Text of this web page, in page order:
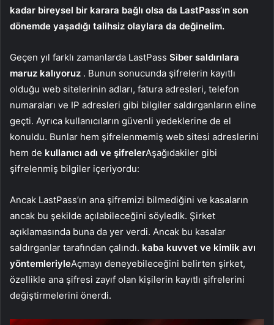
kadar bireysel bir karara bağlı olsa da LastPass’ın son
dönemde yaşadığı talihsiz olaylara da değinelim.
Geçen yıl farklı zamanlarda LastPass Siber saldırılara
maruz kalıyoruz . Bunun sonucunda şifrelerin kayıtlı
olduğu web sitelerinin adları, fatura adresleri, telefon
numaraları ve IP adresleri gibi bilgiler saldırganların eline
geçti. Ayrıca kullanıcıların güvenli yedeklerine de el
konuldu. Bunlar hem şifrelenmemiş web sitesi adreslerini
hem de kullanıcı adı ve şifrelerAşağıdakiler gibi
şifrelenmiş bilgiler içeriyordu:
Ancak LastPass’ın ana şifremizi bilmediğini ve kasaların
ancak bu şekilde açılabileceğini söyledik. Şirket
açıklamasında buna da yer verdi. Ancak bu kasalar
saldırganlar tarafından çalındı. kaba kuvvet ve kimlik avı
yöntemleriyleAçmayı deneyebileceğini belirten şirket,
özellikle ana şifresi zayıf olan kişilerin kayıtlı şifrelerini
değiştirmelerini önerdi.